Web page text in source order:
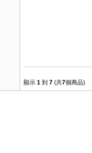
顯示 1到 7(共7個商品)